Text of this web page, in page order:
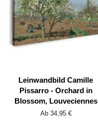
Leinwandbild Camille
Pissarro - Orchard in
Blossom, Louveciennes
Ab 34,95 €